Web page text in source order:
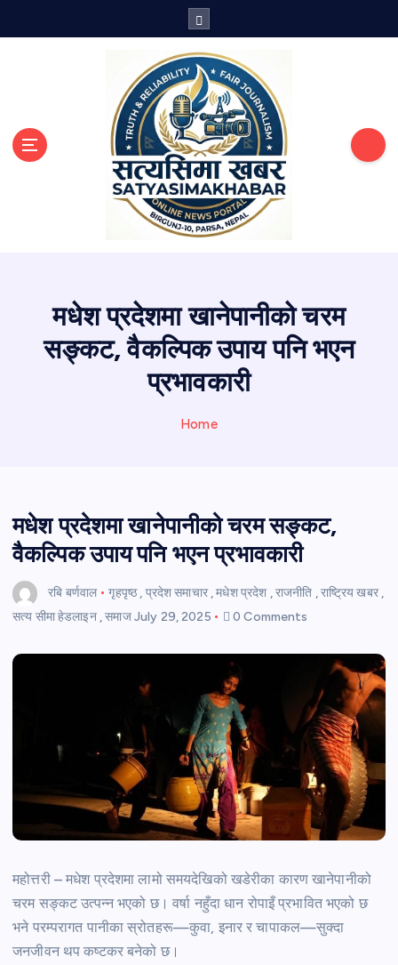
मधेश प्रदेशमा खानेपानीको चरम
सङ्कट, वैकल्पिक उपाय पनि भएन
प्रभावकारी
Home
मधेश प्रदेशमा खानेपानीको चरम सङ्कट,
वैकल्पिक उपाय पनि भएन प्रभावकारी
रबि बर्णवाल गृहपृष्ठ, प्रदेश समाचार,मधेश प्रदेश ,राजनीति ,राष्ट्रिय खबर,
सत्य सीमा हेडलाइन,समाजJuly 29, 2025 0 Comments
महोत्तरी – मधेश प्रदेशमा लामो समयदेखिको खडेरीका कारण खानेपानीको
चरम सङ्कट उत्पन्न भएको छ। वर्षा नहुँदा धान रोपाइँ प्रभावित भएको छ
भने परम्परागत पानीका स्रोतहरू—कुवा, इनार र चापाकल—सुक्दा
जनजीवन थप कष्टकर बनेको छ।